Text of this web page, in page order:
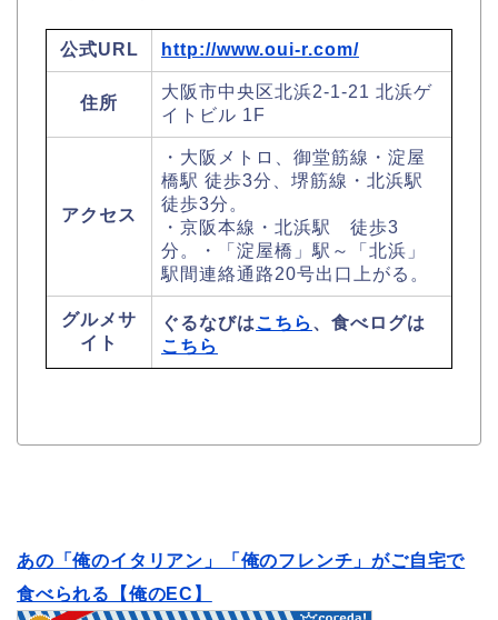
公式URL http://www.oui-r.com/
住所
大阪市中央区北浜2-1-21 北浜ゲ
イトビル 1F
アクセス
・大阪メトロ、御堂筋線・淀屋
橋駅 徒歩3分、堺筋線・北浜駅
徒歩3分。
・京阪本線・北浜駅 徒歩3
分。・「淀屋橋」駅～「北浜」
駅間連絡通路20号出口上がる。
グルメサ
イト
ぐるなびは こちら 、食べログは
こちら
あの「俺のイタリアン」「俺のフレンチ」がご自宅で
食べられる【俺のEC】